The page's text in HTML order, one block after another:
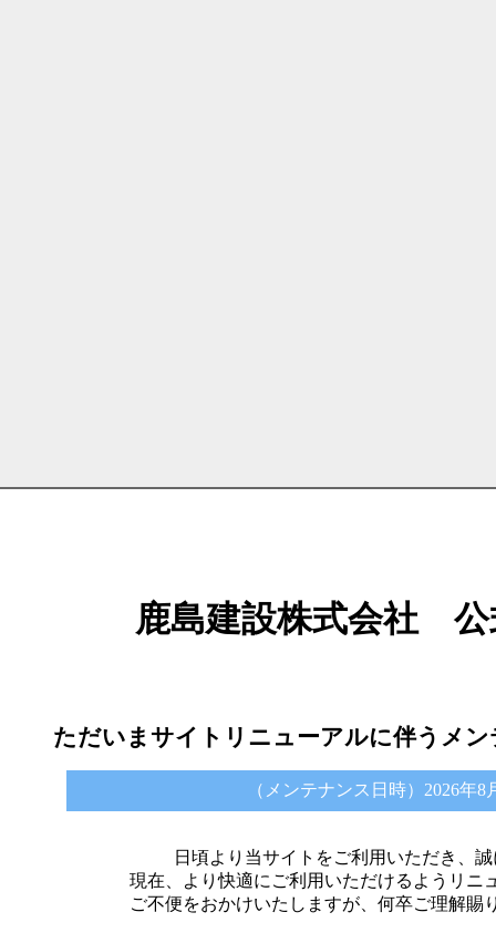
鹿島建設株式会社
ただいまサイトリニューアルに伴うメ
（メンテナンス日時）2026年8
日頃より当サイトをご利用いただき、
現在、より快適にご利用いただけるようリニ
ご不便をおかけいたしますが、何卒ご理解賜